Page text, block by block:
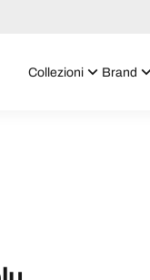
Collezioni Brand